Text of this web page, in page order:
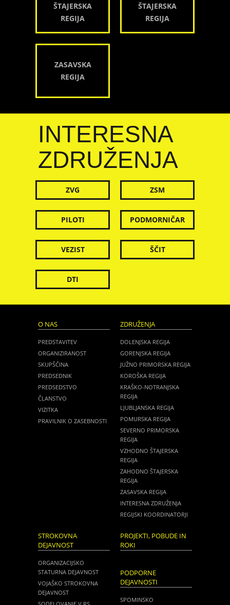
ŠTAJERSKA
REGIJA
ŠTAJERSKA
REGIJA
ZASAVSKA
REGIJA
INTERESNA
ZDRUŽENJA
ZVG ZSM
PILOTI PODMORNIČAR
VEZIST ŠČIT
DTI
O NAS
PREDSTAVITEV
ORGANIZIRANOST
SKUPŠČINA
PREDSEDNIK
PREDSEDSTVO
ČLANSTVO
VIZITKA
PRAVILNIK O ZASEBNOSTI
ZDRUŽENJA
DOLENJSKA REGIJA
GORENJSKA REGIJA
JUŽNO PRIMORSKA REGIJA
KOROŠKA REGIJA
KRAŠKO-NOTRANJSKA
REGIJA
LJUBLJANSKA REGIJA
POMURSKA REGIJA
SEVERNO PRIMORSKA
REGIJA
VZHODNO ŠTAJERSKA
REGIJA
ZAHODNO ŠTAJERSKA
REGIJA
ZASAVSKA REGIJA
INTERESNA ZDRUŽENJA
REGIJSKI KOORDINATORJI
STROKOVNA
DEJAVNOST
ORGANIZACIJSKO
STATURNA DEJAVNOST
VOJAŠKO STROKOVNA
DEJAVNOST
PROJEKTI, POBUDE IN
ROKI
PODPORNE
DEJAVNOSTI
SPOMINSKO